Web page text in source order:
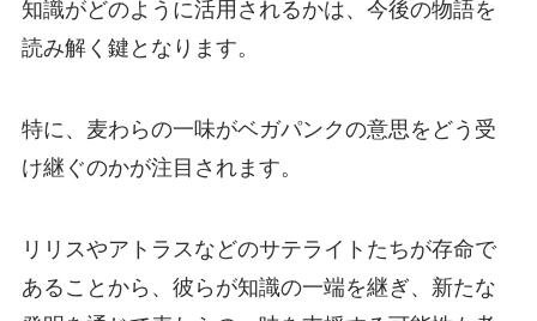
知識がどのように活用されるかは、今後の物語を
読み解く鍵となります。
特に、麦わらの一味がベガパンクの意思をどう受
け継ぐのかが注目されます。
リリスやアトラスなどのサテライトたちが存命で
あることから、彼らが知識の一端を継ぎ、新たな